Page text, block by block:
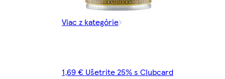
Viac z kategórie
1,69 € Ušetrite 25% s Clubcard